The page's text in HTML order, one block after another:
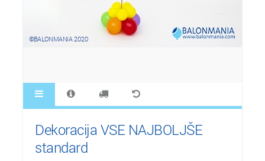
Dekoracija VSE NAJBOLJŠE
standard